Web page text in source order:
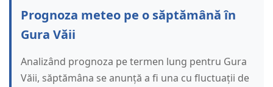
Prognoza meteo pe o săptămână în
Gura Văii
Analizând prognoza pe termen lung pentru Gura
Văii, săptămâna se anunță a fi una cu fluctuații de